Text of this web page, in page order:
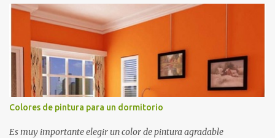
matemáticos, para decorar los cumpleaños de los niños, entre
otras cosas.
Colores de pintura para un dormitorio
Es muy importante elegir un color de pintura agradable